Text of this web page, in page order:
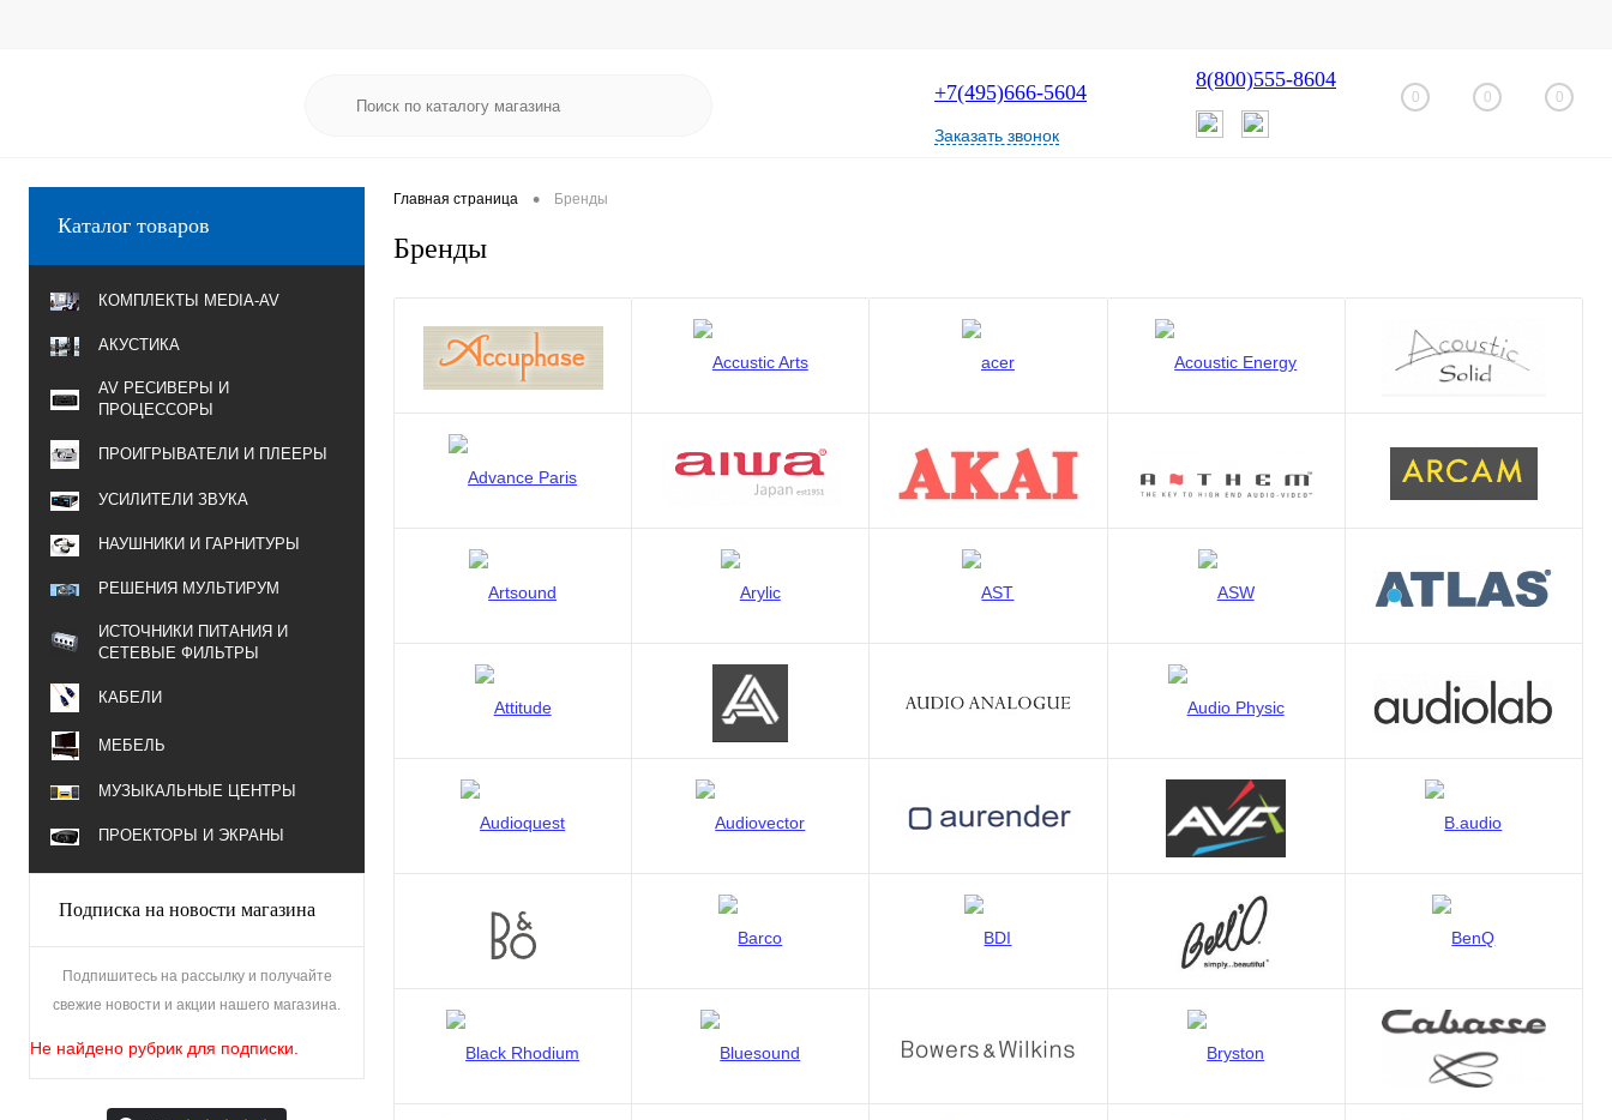
+7(495)666-5604
Заказать звонок
8(800)555-8604
0 0 0
Каталог товаров
КОМПЛЕКТЫ MEDIA-AV
АКУСТИКА
AV РЕСИВЕРЫ И
ПРОЦЕССОРЫ
ПРОИГРЫВАТЕЛИ И ПЛЕЕРЫ
УСИЛИТЕЛИ ЗВУКА
НАУШНИКИ И ГАРНИТУРЫ
РЕШЕНИЯ МУЛЬТИРУМ
ИСТОЧНИКИ ПИТАНИЯ И
СЕТЕВЫЕ ФИЛЬТРЫ
КАБЕЛИ
МЕБЕЛЬ
МУЗЫКАЛЬНЫЕ ЦЕНТРЫ
ПРОЕКТОРЫ И ЭКРАНЫ
Подписка на новости магазина
Подпишитесь на рассылку и получайте
свежие новости и акции нашего магазина.
Не найдено рубрик для подписки.
Главная страница • Бренды
Бренды